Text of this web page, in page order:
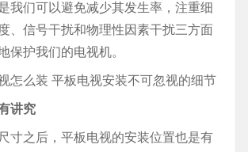
我们可以避免减少其发生率，注重细
、信号干扰和物理性因素干扰三方面
保护我们的电视机。
讲究
寸之后，平板电视的安装位置也是有